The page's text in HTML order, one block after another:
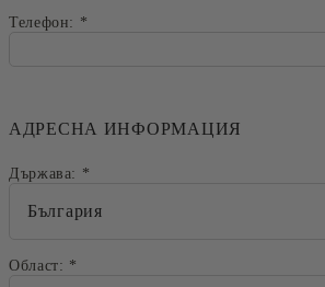
Телефон: *
АДРЕСНА ИНФОРМАЦИЯ
Държава: *
Област: *